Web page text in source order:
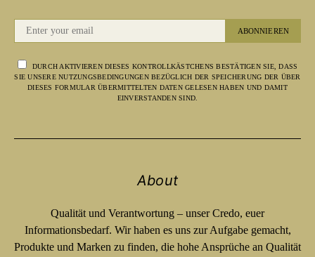
ABONNIEREN
DURCH AKTIVIEREN DIESES KONTROLLKÄSTCHENS BESTÄTIGEN SIE, DASS
SIE UNSERE NUTZUNGSBEDINGUNGEN BEZÜGLICH DER SPEICHERUNG DER ÜBER
DIESES FORMULAR ÜBERMITTELTEN DATEN GELESEN HABEN UND DAMIT
EINVERSTANDEN SIND.
About
Qualität und Verantwortung – unser Credo, euer
Informationsbedarf. Wir haben es uns zur Aufgabe gemacht,
Produkte und Marken zu finden, die hohe Ansprüche an Qualität